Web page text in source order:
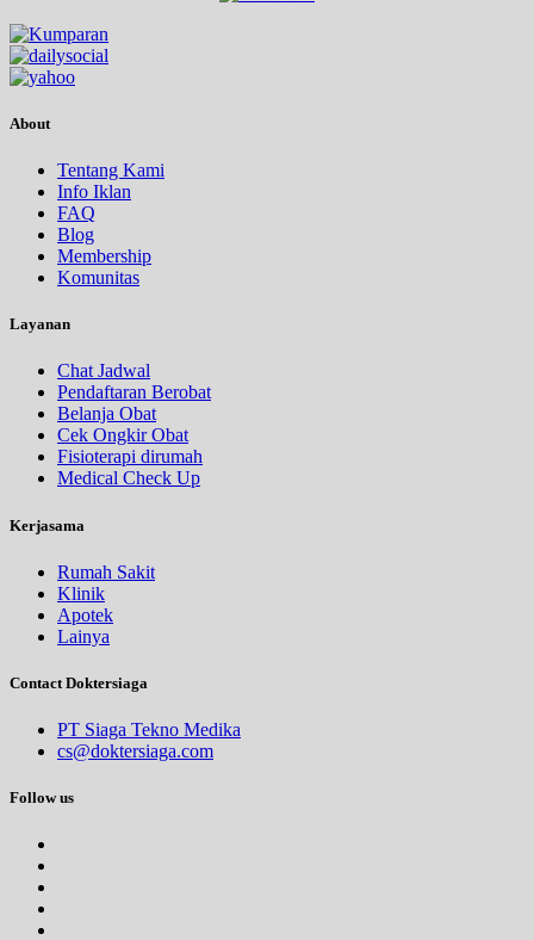
About
Tentang Kami
Info Iklan
FAQ
Blog
Membership
Komunitas
Layanan
Chat Jadwal
Pendaftaran Berobat
Belanja Obat
Cek Ongkir Obat
Fisioterapi dirumah
Medical Check Up
Kerjasama
Rumah Sakit
Klinik
Apotek
Lainya
Contact Doktersiaga
PT Siaga Tekno Medika
cs@doktersiaga.com
Follow us